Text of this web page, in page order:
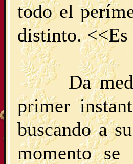
todo el
distinto. <<Es
Da
primer
buscando a
momento se